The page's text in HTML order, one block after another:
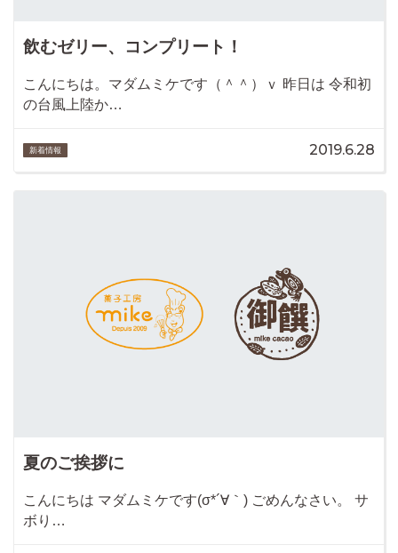
飲むゼリー、コンプリート！
こんにちは。マダムミケです（＾＾）ｖ 昨日は 令和初
の台風上陸か…
新着情報 2019.6.28
夏のご挨拶に
こんにちは マダムミケです(σ*´∀｀) ごめんなさい。 サ
ボり…